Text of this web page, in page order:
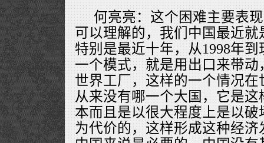
何亮亮：这个困难主要表
可以理解的，我们中国最近
特别是最近十年，从1998年
一个模式，就是用出口来带
世界工厂，这样的一个情况
从来没有哪一个大国，它是
本而且是以很大程度上是以
为代价的，这样形成这种经